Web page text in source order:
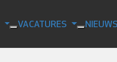
VACATURES